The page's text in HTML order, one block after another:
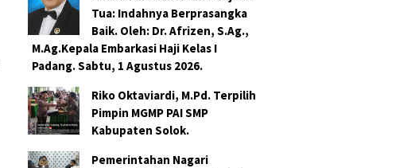
Tua: Indahnya Berprasangka
Baik. Oleh: Dr. Afrizen, S.Ag.,
M.Ag.Kepala Embarkasi Haji Kelas I
Padang. Sabtu, 1 Agustus 2026.
Riko Oktaviardi, M.Pd. Terpilih
Pimpin MGMP PAI SMP
Kabupaten Solok.
Pemerintahan Nagari